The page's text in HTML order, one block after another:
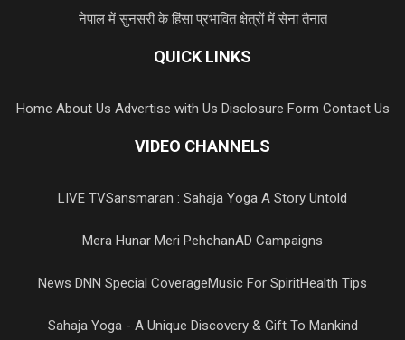
नेपाल में सुनसरी के हिंसा प्रभावित क्षेत्रों में सेना तैनात
QUICK LINKS
Home About Us Advertise with Us Disclosure Form Contact Us
VIDEO CHANNELS
LIVE TVSansmaran : Sahaja Yoga A Story Untold
Mera Hunar Meri PehchanAD Campaigns
News DNN Special CoverageMusic For SpiritHealth Tips
Sahaja Yoga - A Unique Discovery & Gift To Mankind